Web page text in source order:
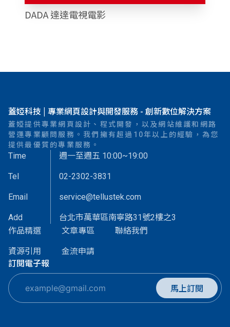
DADA 達達電視電影
蓋婭科技 | 專業網頁設計與開發服務 - 創新數位解決方案
蓋婭提供專業網頁設計、程式開發，以及網站維護和網路
營運專業顧問服務。我們擁有超過10年以上的經驗，為您
提供最優質的專業服務。
Time 週一至週五 10:00~19:00
Tel 02-2302-3831
Email service@tellustek.com
Add 台北市萬華區南寧路31號2樓之3
作品精選 文章專區
聯絡我們
資源引用
金流申請
訂閱電子報
馬上訂閱